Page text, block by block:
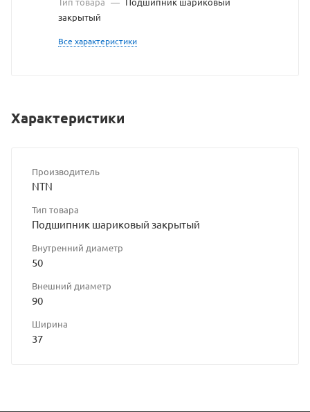
закрытый
Все характеристики
Характеристики
Производитель
NTN
Тип товара
Подшипник шариковый закрытый
Внутренний диаметр
50
Внешний диаметр
90
Ширина
37